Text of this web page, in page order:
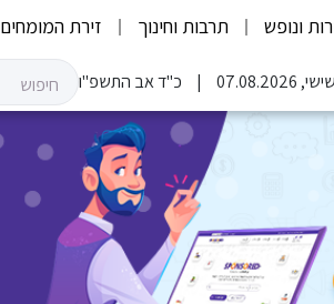
ונופש תרבות וחינוך זירת המומחים
07.08.2026 כ"ד אב התשפ"ו